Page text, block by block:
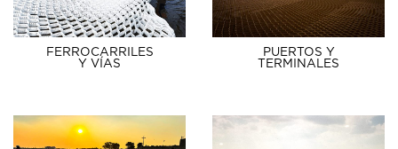
FERROCARRILES
Y VÍAS
PUERTOS Y
TERMINALES